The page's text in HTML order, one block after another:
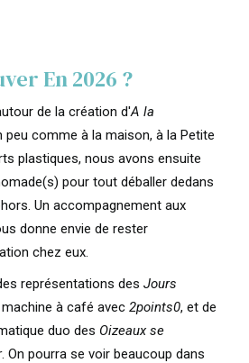
En 2026 ?
de la création d'A la
peu comme à la maison, à la Petite
plastiques, nous avons ensuite
pour tout déballer dedans
Un accompagnement aux
donne envie de rester
chez eux.
représentations des Jours
à café avec 2points0, et de
duo des Oizeaux se
. On pourra se voir beaucoup dans